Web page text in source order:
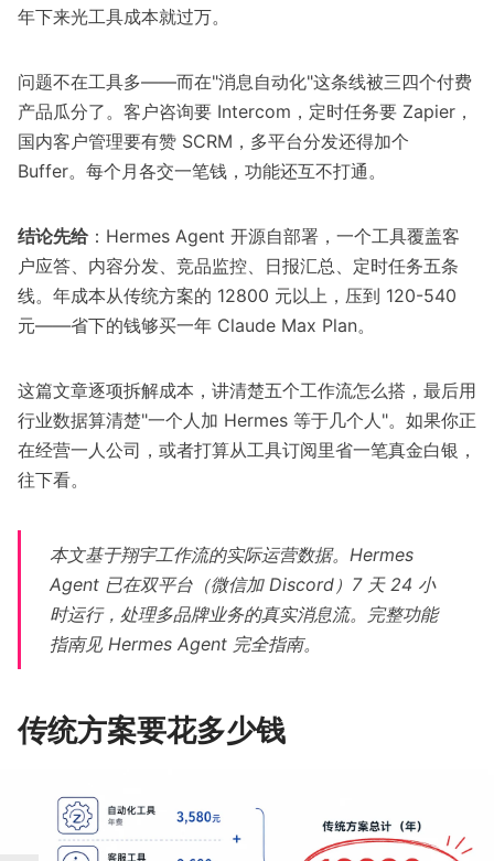
年下来光工具成本就过万。
问题不在工具多——而在"消息自动化"这条线被三四个付费
产品瓜分了。客户咨询要 Intercom，定时任务要 Zapier，
国内客户管理要有赞 SCRM，多平台分发还得加个
Buffer。每个月各交一笔钱，功能还互不打通。
结论先给：Hermes Agent 开源自部署，一个工具覆盖客
户应答、内容分发、竞品监控、日报汇总、定时任务五条
线。年成本从传统方案的 12800 元以上，压到 120-540
元——省下的钱够买一年 Claude Max Plan。
这篇文章逐项拆解成本，讲清楚五个工作流怎么搭，最后用
行业数据算清楚"一个人加 Hermes 等于几个人"。如果你正
在经营一人公司，或者打算从工具订阅里省一笔真金白银，
往下看。
本文基于翔宇工作流的实际运营数据。Hermes
Agent 已在双平台（微信加 Discord）7 天 24 小
时运行，处理多品牌业务的真实消息流。完整功能
指南见Hermes Agent 完全指南。
传统方案要花多少钱